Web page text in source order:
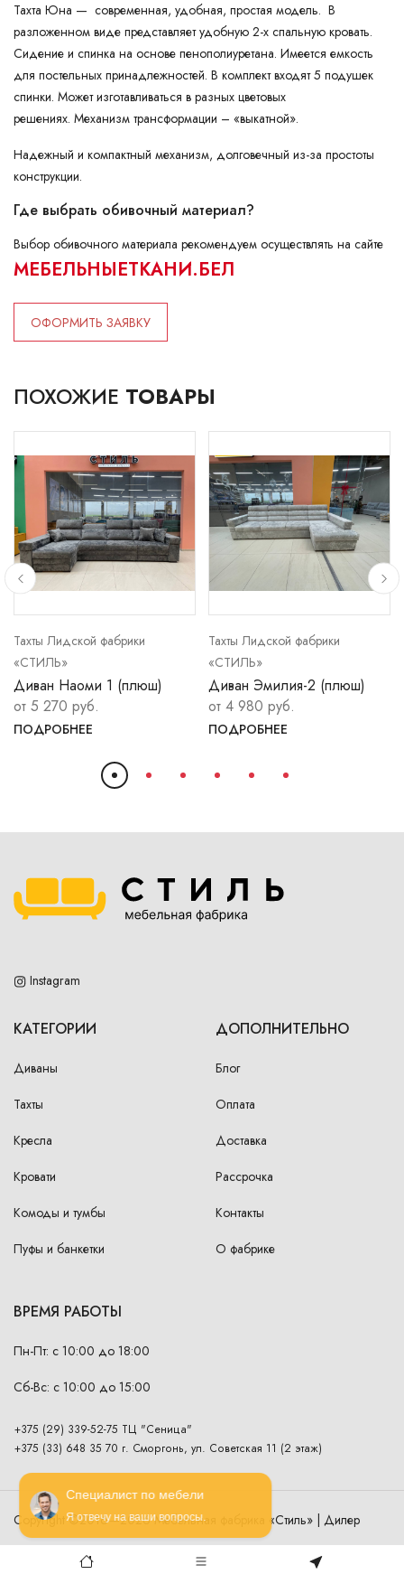
Специалист по мебели
Я отвечу на ваши вопросы.
Тахта Юна — современная, удобная, простая модель. В
разложенном виде представляет удобную 2-х спальную кровать.
Сидение и спинка на основе пенополиуретана. Имеется емкость
для постельных принадлежностей. В комплект входят 5 подушек
спинки. Может изготавливаться в разных цветовых
решениях. Механизм трансформации – «выкатной».
Надежный и компактный механизм, долговечный из-за простоты
конструкции.
Где выбрать обивочный материал?
Выбор обивочного материала рекомендуем осуществлять на сайте
МЕБЕЛЬНЫЕТКАНИ.БЕЛ
ОФОРМИТЬ ЗАЯВКУ
ПОХОЖИЕ ТОВАРЫ
Тахты Лидской фабрики
«СТИЛЬ»
Диван Наоми 1 (плюш)
от 5 270 руб.
ПОДРОБНЕЕ
Тахты Лидской фабрики
«СТИЛЬ»
Диван Эмилия-2 (плюш)
от 4 980 руб.
ПОДРОБНЕЕ
Instagram
КАТЕГОРИИ
Диваны
Тахты
Кресла
Кровати
Комоды и тумбы
Пуфы и банкетки
ДОПОЛНИТЕЛЬНО
Блог
Оплата
Доставка
Рассрочка
Контакты
О фабрике
ВРЕМЯ РАБОТЫ
Пн-Пт: с 10:00 до 18:00
Сб-Вс: с 10:00 до 15:00
+375 (29) 339-52-75 ТЦ "Сеница"
+375 (33) 648 35 70 г. Сморгонь, ул. Советская 11 (2 этаж)
Copyright ©2016—2026 Мебельная фабрика «Стиль» | Дилер